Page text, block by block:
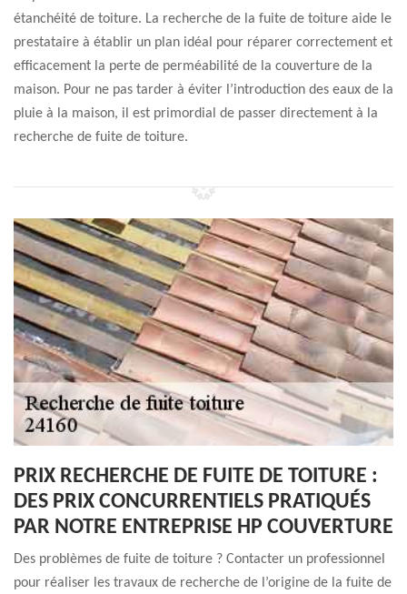
étanchéité de toiture. La recherche de la fuite de toiture aide le
prestataire à établir un plan idéal pour réparer correctement et
efficacement la perte de perméabilité de la couverture de la
maison. Pour ne pas tarder à éviter l’introduction des eaux de la
pluie à la maison, il est primordial de passer directement à la
recherche de fuite de toiture.
PRIX RECHERCHE DE FUITE DE TOITURE :
DES PRIX CONCURRENTIELS PRATIQUÉS
PAR NOTRE ENTREPRISE HP COUVERTURE
Des problèmes de fuite de toiture ? Contacter un professionnel
pour réaliser les travaux de recherche de l’origine de la fuite de